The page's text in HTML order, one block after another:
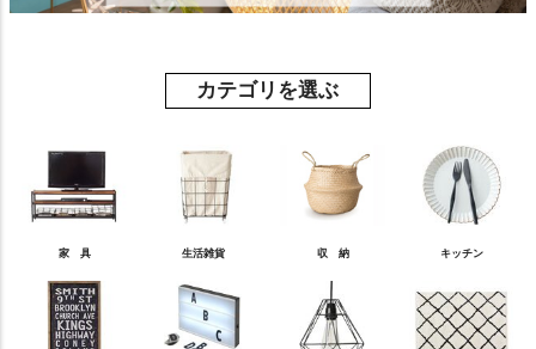
カテゴリを選ぶ
家 具 生活雑貨 収 納 キッチン